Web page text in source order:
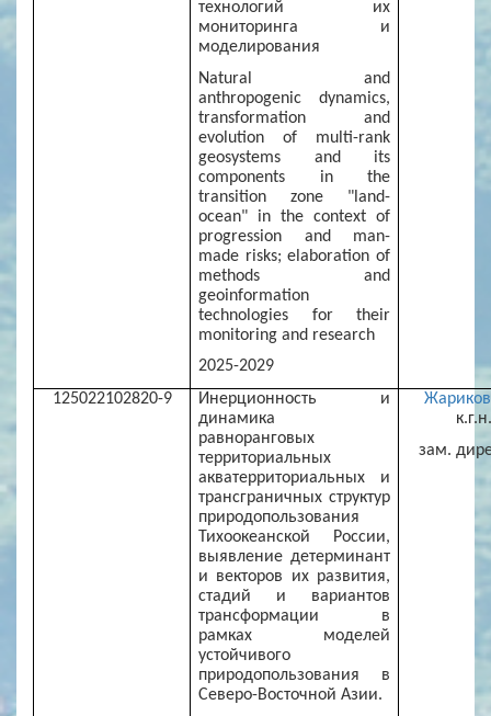
технологий их
мониторинга и
моделирования
Natural and
anthropogenic dynamics,
transformation and
evolution of multi-rank
geosystems and its
components in the
transition zone "land-
ocean" in the context of
progression and man-
made risks; elaboration of
methods and
geoinformation
technologies for their
monitoring and research
2025-2029
125022102820-9
Инерционность и
динамика
равноранговых
территориальных
акватерриториальных и
трансграничных структур
природопользования
Тихоокеанской России,
выявление детерминант
и векторов их развития,
стадий и вариантов
трансформации в
рамках моделей
устойчивого
природопользования в
Северо-Восточной Азии.
зам.